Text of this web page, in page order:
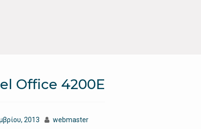
Office 4200E
2013 webmaster